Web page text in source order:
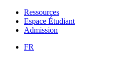
Ressources
Espace Étudiant
Admission
FR